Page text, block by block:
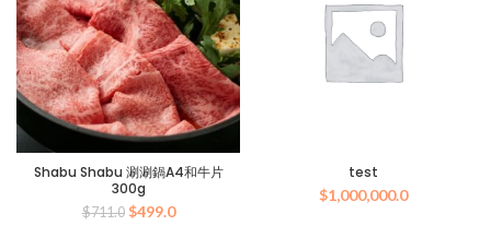
Shabu Shabu 涮涮鍋A4和牛片
300g
$711.0 原
$499.0目
test
$1,000,000.0